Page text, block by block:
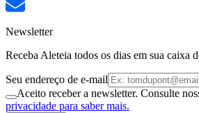
Newsletter
Receba Aleteia todos os dias em sua caixa
Seu endereço de e-mail
Aceito receber a newsletter. Consulte
privacidade para saber mais.